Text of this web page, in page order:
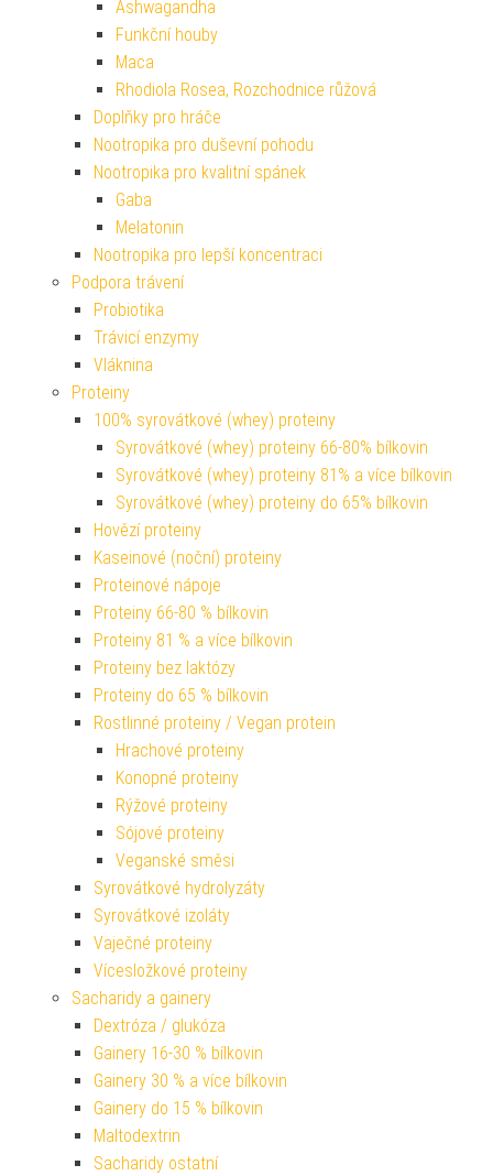
Ashwagandha
Funkční houby
Maca
Rhodiola Rosea, Rozchodnice růžová
Doplňky pro hráče
Nootropika pro duševní pohodu
Nootropika pro kvalitní spánek
Gaba
Melatonin
Nootropika pro lepší koncentraci
Podpora trávení
Probiotika
Trávicí enzymy
Vláknina
Proteiny
100% syrovátkové (whey) proteiny
Syrovátkové (whey) proteiny 66-80% bílkovin
Syrovátkové (whey) proteiny 81% a více bílkovin
Syrovátkové (whey) proteiny do 65% bílkovin
Hovězí proteiny
Kaseinové (noční) proteiny
Proteinové nápoje
Proteiny 66-80 % bílkovin
Proteiny 81 % a více bílkovin
Proteiny bez laktózy
Proteiny do 65 % bílkovin
Rostlinné proteiny / Vegan protein
Hrachové proteiny
Konopné proteiny
Rýžové proteiny
Sójové proteiny
Veganské směsi
Syrovátkové hydrolyzáty
Syrovátkové izoláty
Vaječné proteiny
Vícesložkové proteiny
Sacharidy a gainery
Dextróza / glukóza
Gainery 16-30 % bílkovin
Gainery 30 % a více bílkovin
Gainery do 15 % bílkovin
Maltodextrin
Sacharidy ostatní